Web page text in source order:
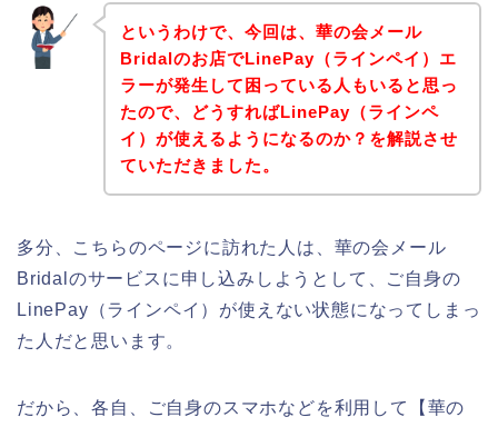
というわけで、今回は、華の会メール
Bridalのお店でLinePay（ラインペイ）エ
ラーが発生して困っている人もいると思っ
たので、どうすればLinePay（ラインペ
イ）が使えるようになるのか？を解説させ
ていただきました。
多分、こちらのページに訪れた人は、華の会メール
Bridalのサービスに申し込みしようとして、ご自身の
LinePay（ラインペイ）が使えない状態になってしまっ
た人だと思います。
だから、各自、ご自身のスマホなどを利用して【華の